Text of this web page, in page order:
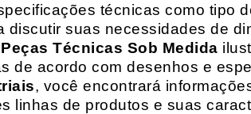
técnicas como tipo
discutir suas necessidades de
Peças Técnicas Sob Medida
de acordo com desenhos e
, você encontrará
linhas de produtos e suas